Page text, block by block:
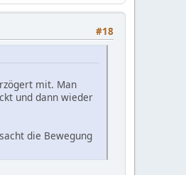
#18
mit. Man
und dann wieder
die Bewegung